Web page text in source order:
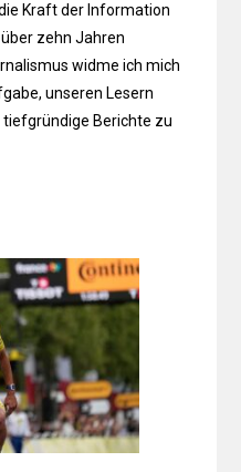
Kraft der Information
zehn Jahren
widme ich mich
unseren Lesern
Berichte zu